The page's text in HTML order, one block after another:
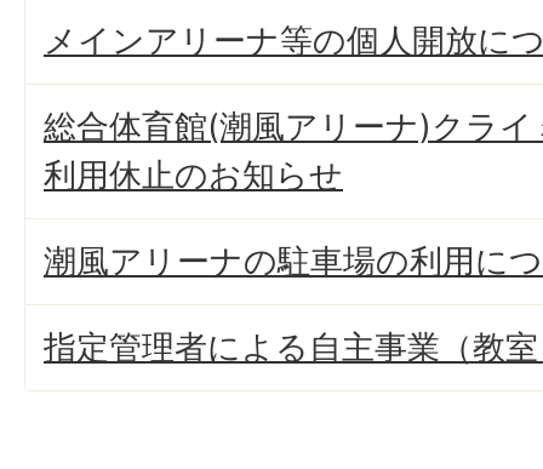
メインアリーナ等の個人開放に
総合体育館(潮風アリーナ)クラ
利用休止のお知らせ
潮風アリーナの駐車場の利用に
指定管理者による自主事業（教